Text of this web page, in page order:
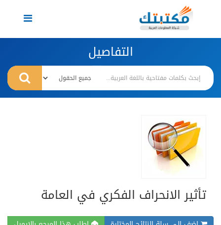
Toggle
navigation
التفاصيل
تأثير الانحراف الفكري في العامة